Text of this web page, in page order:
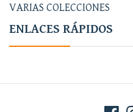
VARIAS COLECCIONES
ENLACES RÁPIDOS